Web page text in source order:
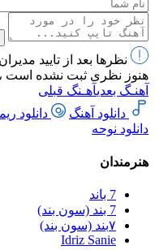
نظرها بعد از تایید
هنوز نظری ثبت نشده است ،
آهنـگ بعدیآهـنگ قبلی
دانلود آهنگ
دانلود
دانلود نوحه
هنرمندان
7 باند
7 بند (سون بند)
۷بند (سون بند)
Idriz Sanie